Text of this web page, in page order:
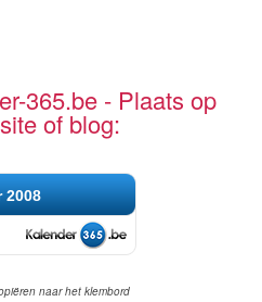
365.be - Plaats op
of blog:
2008
naar het klembord